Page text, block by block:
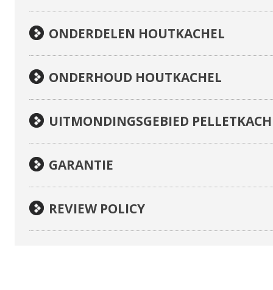
ONDERDELEN HOUTKACHEL
ONDERHOUD HOUTKACHEL
UITMONDINGSGEBIED
GARANTIE
REVIEW POLICY